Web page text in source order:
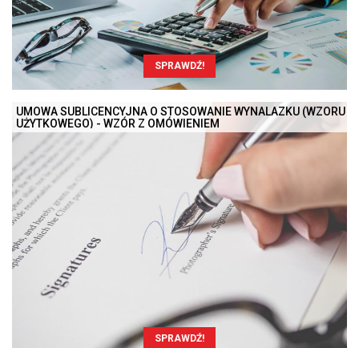
SPRAWDŹ!
UMOWA SUBLICENCYJNA O STOSOWANIE WYNALAZKU (WZORU
UŻYTKOWEGO) - WZÓR Z OMÓWIENIEM
SPRAWDŹ!